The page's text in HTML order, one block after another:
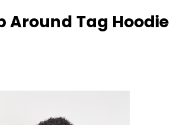
Around Tag Hoodie